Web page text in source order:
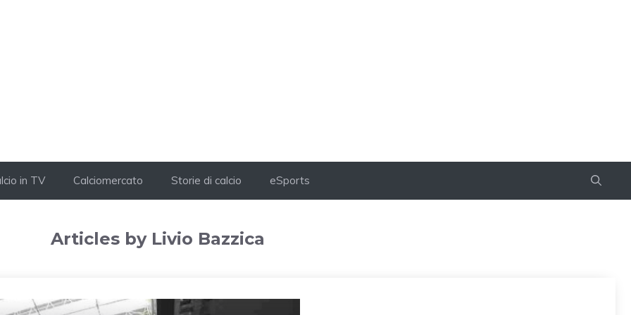
in TV Calciomercato Storie di calcio eSports
Articles by Livio Bazzica